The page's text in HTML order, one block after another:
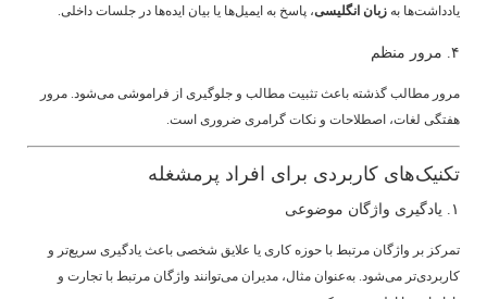
یادداشت‌ها بهزبان انگلیسی، پاسخ به ایمیل‌ها یا بیان ایده‌ها در جلسات داخلی.
مرور مطالب گذشته باعث تثبیت مطالب و جلوگیری از فراموشی می‌شود. مرور
هفتگی لغات، اصطلاحات و نکات گرامری ضروری است.
تکنیک‌های کاربردی برای افراد پرمشغله
تمرکز بر واژگان مرتبط با حوزه کاری یا علایق شخصی باعث یادگیری سریع‌تر و
کاربردی‌تر می‌شود. به‌عنوان مثال، مدیران می‌توانند واژگان مرتبط با تجارت و